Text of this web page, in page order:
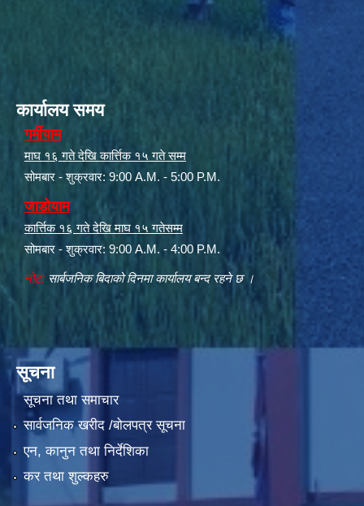
कार्यालय समय
गर्मीयाम
माघ १६ गते देखि कार्त्तिक १५ गते सम्म
सोमबार - शुक्रवार: 9:00 A.M. - 5:00 P.M.
जाडोयाम
कार्त्तिक १६ गते देखि माघ १५ गतेसम्म
सोमबार - शुक्रवार: 9:00 A.M. - 4:00 P.M.
नोट: सार्बजनिक बिदाको दिनमा कार्यालय बन्द रहने छ ।
सूचना
सूचना तथा समाचार
सार्वजनिक खरीद /बोलपत्र सूचना
एन, कानुन तथा निर्देशिका
कर तथा शुल्कहरु